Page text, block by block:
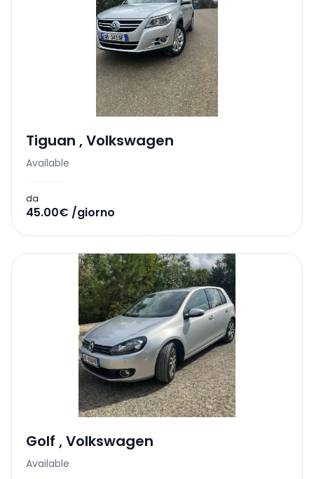
Tiguan ,Volkswagen
Available
da
45.00€ /giorno
Golf ,Volkswagen
Available